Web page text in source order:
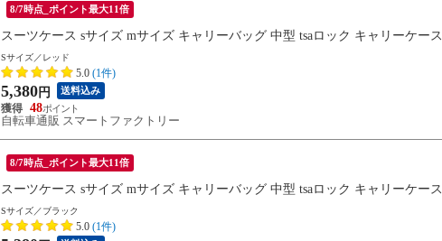
8/7時点_ポイント最大11倍
スーツケース sサイズ mサイズ キャリーバッグ 中型 tsaロック キャリーケース
Sサイズ／レッド
5.0 (1件)
5,380 円 送料込み
48
自転車通販 スマートファクトリー
8/7時点_ポイント最大11倍
スーツケース sサイズ mサイズ キャリーバッグ 中型 tsaロック キャリーケース
Sサイズ／ブラック
5.0 (1件)